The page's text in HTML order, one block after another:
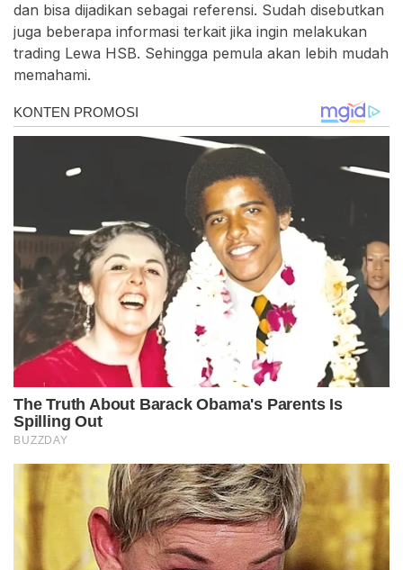
dan bisa dijadikan sebagai referensi. Sudah disebutkan
juga beberapa informasi terkait jika ingin melakukan
trading Lewa HSB. Sehingga pemula akan lebih mudah
memahami.